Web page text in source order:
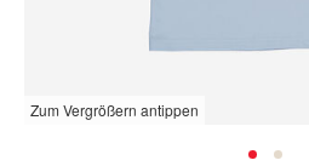
Zum Vergrößern antippen